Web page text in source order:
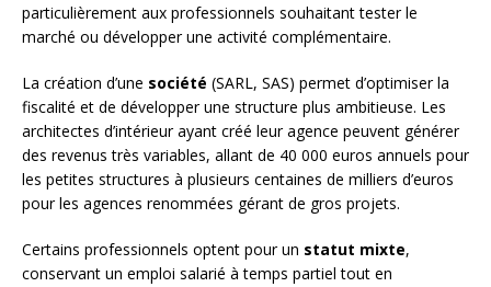
particulièrement aux professionnels souhaitant tester le
marché ou développer une activité complémentaire.
La création d’une société (SARL, SAS) permet d’optimiser la
fiscalité et de développer une structure plus ambitieuse. Les
architectes d’intérieur ayant créé leur agence peuvent générer
des revenus très variables, allant de 40 000 euros annuels pour
les petites structures à plusieurs centaines de milliers d’euros
pour les agences renommées gérant de gros projets.
Certains professionnels optent pour un statut mixte,
conservant un emploi salarié à temps partiel tout en